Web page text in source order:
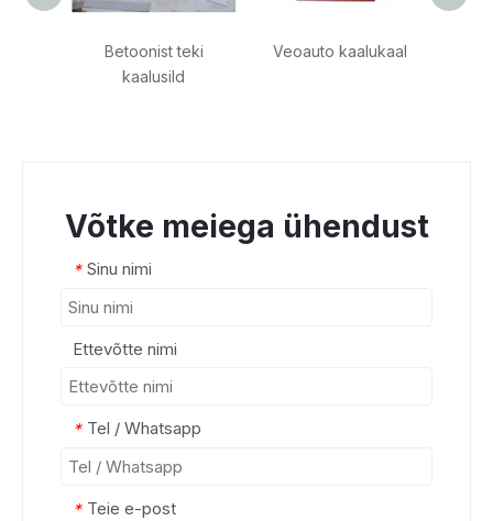
Betoonist teki
kaalusild
Veoauto kaalukaal
Võtke meiega ühendust
* Sinu nimi
Ettevõtte nimi
* Tel / Whatsapp
* Teie e-post